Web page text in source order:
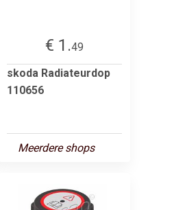
€ 1.49
skoda Radiateurdop
110656
Meerdere shops